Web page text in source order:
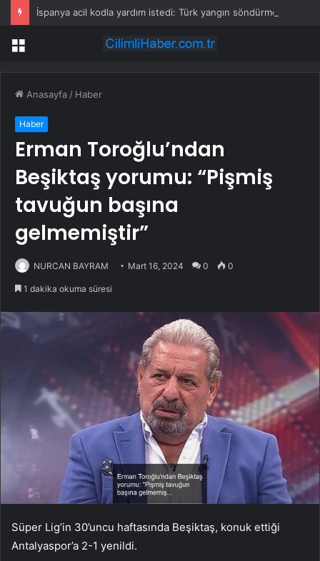
Menü
Anasayfa / Haber
Haber
Erman Toroğlu’ndan
Beşiktaş yorumu: “Pişmiş
tavuğun başına
gelmemiştir”
NURCAN BAYRAM Mart 16, 2024 0 0
1 dakika okuma süresi
Süper Lig’in 30’uncu haftasında Beşiktaş, konuk ettiği
Antalyaspor’a 2-1 yenildi.